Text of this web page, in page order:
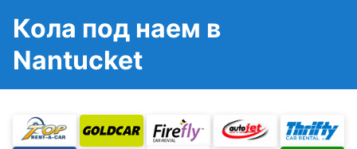
Кола под наем в
Nantucket